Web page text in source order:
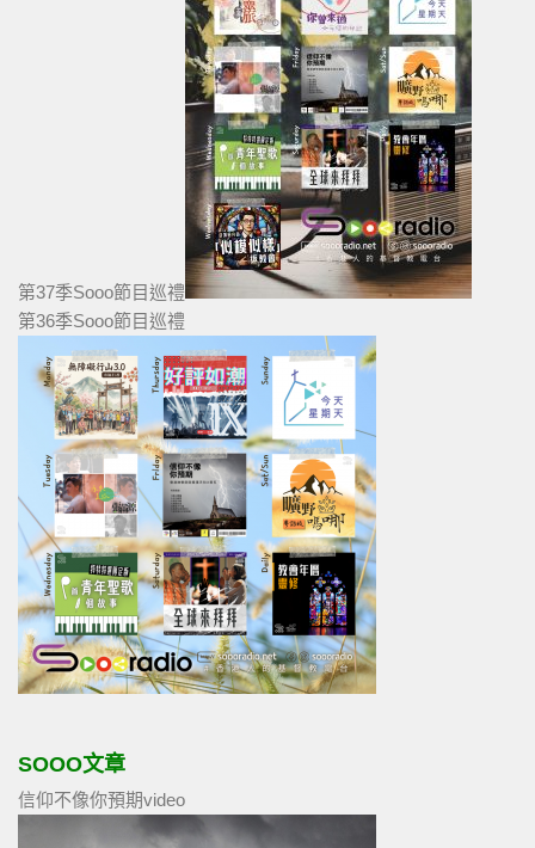
第37季Sooo節目巡禮
第36季Sooo節目巡禮
SOOO文章
信仰不像你預期video